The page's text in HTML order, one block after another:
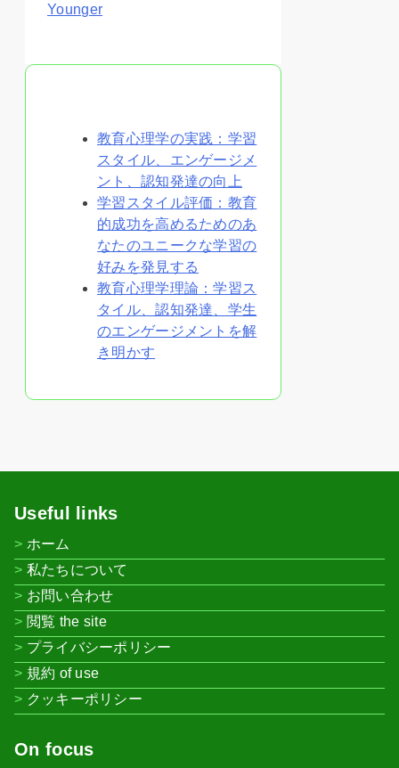
Younger
教育心理学の実践：学習
スタイル、エンゲージメ
ント、認知発達の向上
学習スタイル評価：教育
的成功を高めるためのあ
なたのユニークな学習の
好みを発見する
教育心理学理論：学習ス
タイル、認知発達、学生
のエンゲージメントを解
き明かす
Useful links
ホーム
私たちについて
お問い合わせ
閲覧 the site
プライバシーポリシー
規約 of use
クッキーポリシー
On focus